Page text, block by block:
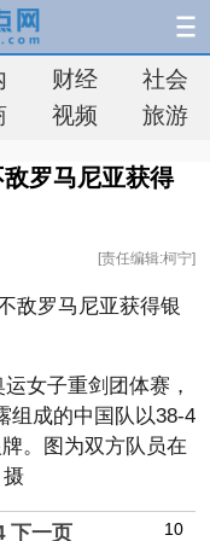
财经
社会
视频 旅游
罗马尼亚获得
[责任编辑:柯宁]
女子重剑团体赛，
组成的中国队以38-4
。图为双方队员在
10
下一页